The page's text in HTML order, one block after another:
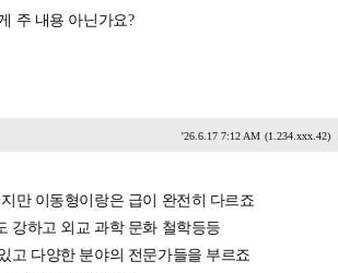
주 내용 아닌가요?
'26.6.17 7:12 AM (1.234.xxx.42)
만 이동형이랑은 급이 완전히 다르죠
강하고 외교 과학 문화 철학등등
고 다양한 분야의 전문가들을 부르죠